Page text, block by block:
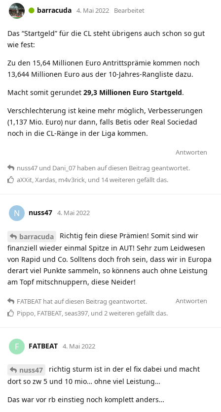
barracuda 4. Mai 2022 Bearbeitet
Das “Startgeld” für die CL steht übrigens auch schon so gut
wie fest:
Zu den 15,64 Millionen Euro Antrittsprämie kommen noch
13,644 Millionen Euro aus der 10-Jahres-Rangliste dazu.
Macht somit gerundet 29,3 Millionen Euro Startgeld.
Verschlechterung ist keine mehr möglich, Verbesserungen
(1,137 Mio. Euro) nur dann, falls Betis oder Real Sociedad
noch in die CL-Ränge in der Liga kommen.
Antworten
nuss47 und Dani_07 haben auf diesen Beitrag geantwortet.
aXXit,Xardas, m4v3rick, und 14weiteren gefällt das.
N nuss47 4. Mai 2022
barracuda
Richtig fein diese Prämien! Somit sind wir
finanziell wieder einmal Spitze in AUT! Sehr zum Leidwesen
von Rapid und Co. Solltens doch froh sein, dass wir in Europa
derart viel Punkte sammeln, so könnens auch ohne Leistung
am Topf mitschnuppern, diese Neider!
Antworten
FATBEAT hatauf diesen Beitrag geantwortet.
Pippo, FATBEAT,seas397, und 2weiteren gefällt das.
F FATBEAT 4. Mai 2022
nuss47
richtig sturm ist in der el fix dabei und macht
dort so zw 5 und 10 mio… ohne viel Leistung…
Das war vor rb einstieg noch komplett anders…